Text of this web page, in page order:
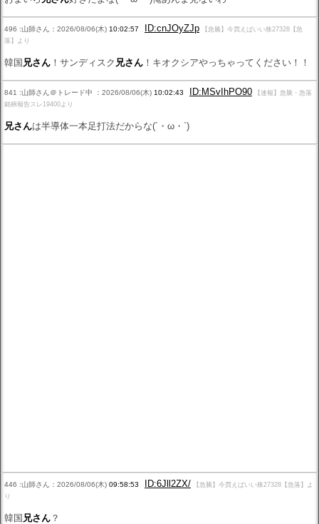
496 :山師さん：2026/08/06(木) 10:02:57 ID:cnJOyZJp
【急騰】今買えばいい株27328【急
落】より
韓国 兄さん ！サンディスク 兄さん ！キオクシアやっちゃってください！！
841 :山師さん＠トレード中 ：2026/08/06(木) 10:02:43 ID:MSvIhPO90
【速報】急騰・急落
銘柄報告スレ19400より
兄さんは半導体一本足打法だからな(´・ω・`)
446 :山師さん：2026/08/06(木) 09:58:53 ID:6Jll2ZX/
【急騰】今買えばいい株27328【急落】よ
り
韓国 兄さん ？